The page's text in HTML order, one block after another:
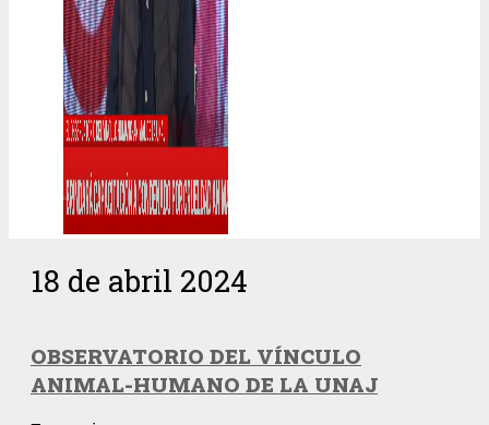
18 de abril 2024
OBSERVATORIO DEL VÍNCULO
ANIMAL-HUMANO DE LA UNAJ